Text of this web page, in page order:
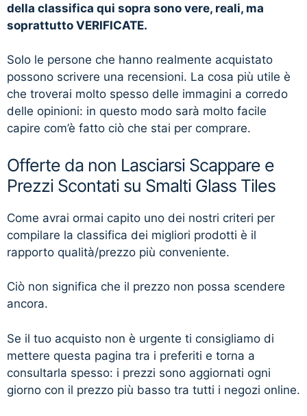
della classifica qui sopra sono vere, reali, ma
soprattutto VERIFICATE.
Solo le persone che hanno realmente acquistato
possono scrivere una recensioni. La cosa più utile è
che troverai molto spesso delle immagini a corredo
delle opinioni: in questo modo sarà molto facile
capire com’è fatto ciò che stai per comprare.
Offerte da non Lasciarsi Scappare e
Prezzi Scontati su Smalti Glass Tiles
Come avrai ormai capito uno dei nostri criteri per
compilare la classifica dei migliori prodotti è il
rapporto qualità/prezzo più conveniente.
Ciò non significa che il prezzo non possa scendere
ancora.
Se il tuo acquisto non è urgente ti consigliamo di
mettere questa pagina tra i preferiti e torna a
consultarla spesso: i prezzi sono aggiornati ogni
giorno con il prezzo più basso tra tutti i negozi online.